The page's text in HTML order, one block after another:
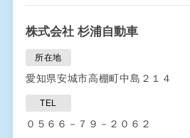
株式会社 杉浦自動車
所在地
愛知県安城市高棚町中島２１４
TEL
０５６６－７９－２０６２